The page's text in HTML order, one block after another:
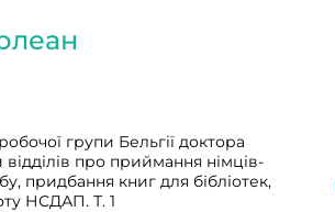
групи Бельгії доктора
відділів про приймання німців-
придбання книг для бібліотек,
НСДАП. Т. 1